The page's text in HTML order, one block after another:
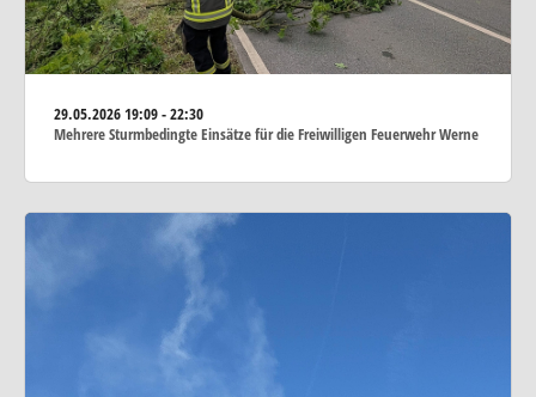
29.05.202619:09 - 22:30
Mehrere Sturmbedingte Einsätze für die Freiwilligen Feuerwehr Werne